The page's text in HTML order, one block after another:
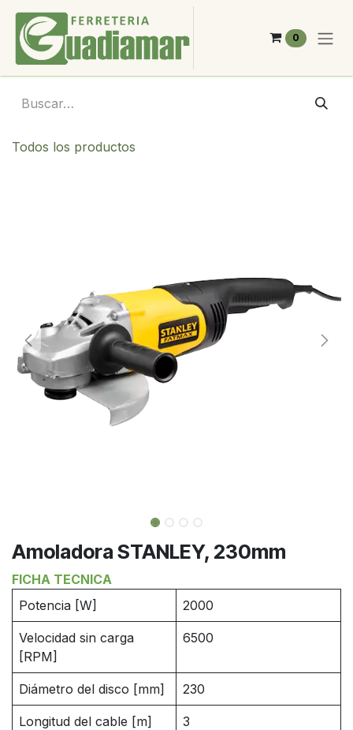
Ir al contenido
0
Todos los productos
Amoladora STANLEY, 230mm
FICHA TECNICA
Potencia [W]
2000
Velocidad sin carga
[RPM]
6500
Diámetro del disco [mm] 230
Longitud del cable [m] 3